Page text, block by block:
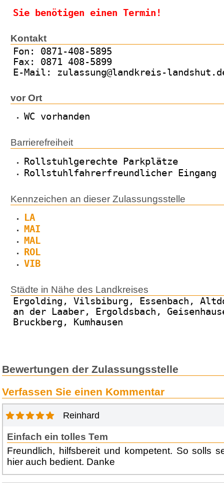
Sie benötigen einen Termin!
Kontakt
Fon: 0871-408-5895
Fax: 0871 408-5899
E-Mail: zulassung@landkreis-
vor Ort
WC vorhanden
Barrierefreiheit
Rollstuhlgerechte Parkplätze
Rollstuhlfahrerfreundlicher Eingang
Kennzeichen an dieser Zulassungsstelle
LA
MAI
MAL
ROL
VIB
Städte in Nähe des Landkreises
Ergolding, Vilsbiburg, Essenbach,
an der Laaber, Ergoldsbach,
Bruckberg, Kumhausen
Bewertungen der Zulassungsstelle
Verfassen Sie einen Kommentar
Reinhard
Einfach ein tolles Tem
Freundlich, hilfsbereit und kompetent. So solls
hier auch bedient. Danke